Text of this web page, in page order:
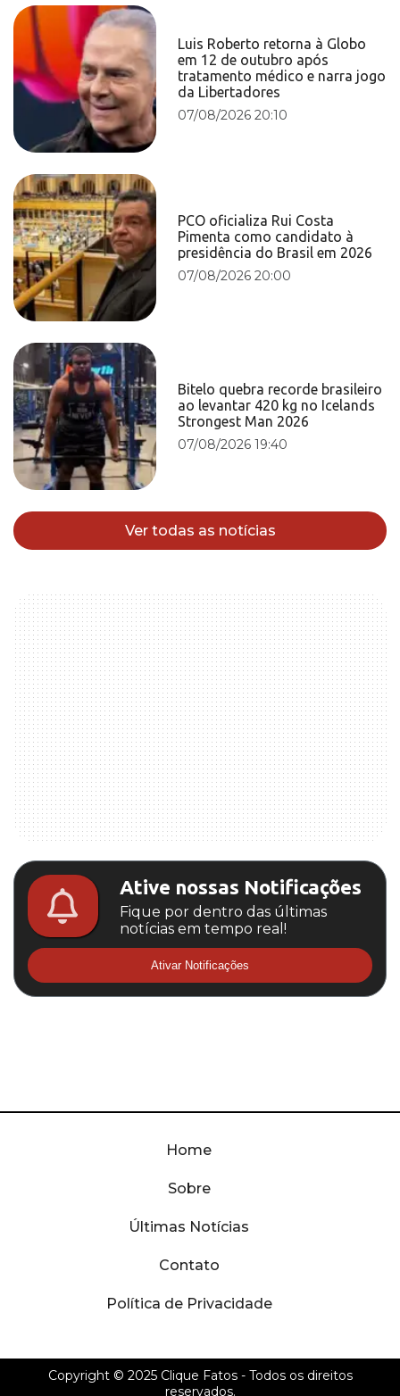
Luis Roberto retorna à Globo
em 12 de outubro após
tratamento médico e narra jogo
da Libertadores
07/08/2026 20:10
PCO oficializa Rui Costa
Pimenta como candidato à
presidência do Brasil em 2026
07/08/2026 20:00
Bitelo quebra recorde brasileiro
ao levantar 420 kg no Icelands
Strongest Man 2026
07/08/2026 19:40
Ver todas as notícias
Ative nossas Notificações
Fique por dentro das últimas
notícias em tempo real!
Ativar Notificações
Home
Sobre
Últimas Notícias
Contato
Política de Privacidade
Copyright © 2025 Clique Fatos- Todos os direitos
reservados.